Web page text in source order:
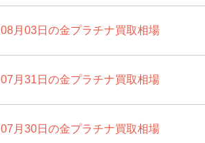
08月03日の金プラチナ買取相場
07月31日の金プラチナ買取相場
07月30日の金プラチナ買取相場